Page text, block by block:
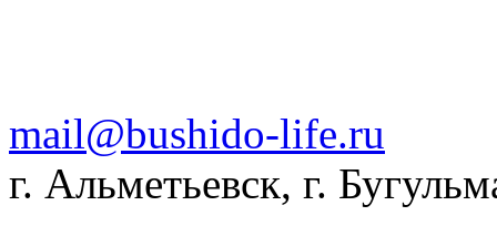
mail@bushido-life.ru
г. Альметьевск, г.